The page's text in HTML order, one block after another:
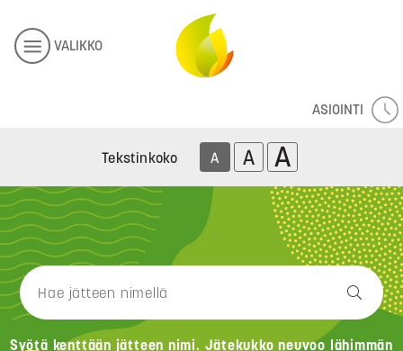
VALIKKO
ASIOINTI
Tekstinkoko A A A
Syötä kenttään jätteen nimi. Jätekukko neuvoo lähimmän